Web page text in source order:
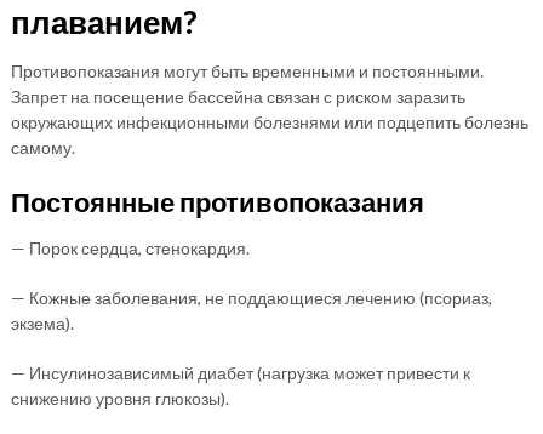
плаванием?
Противопоказания могут быть временными и постоянными.
Запрет на посещение бассейна связан с риском заразить
окружающих инфекционными болезнями или подцепить болезнь
самому.
Постоянные противопоказания
— Порок сердца, стенокардия.
— Кожные заболевания, не поддающиеся лечению (псориаз,
экзема).
— Инсулинозависимый диабет (нагрузка может привести к
снижению уровня глюкозы).